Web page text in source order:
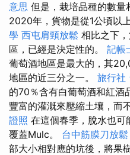
意思 但是，栽培品種的數
2020年，貨物是從1公頃以
學 西屯肩頸放鬆 相比之下
區，已經是決定性的。 記帳
葡萄酒地區是最大的，其
地區的近三分之一。 旅行社
的70％含有白葡萄酒和紅酒
豐富的灌溉來壓縮土壤，而
證照 在這個春季，脫水也可
覆蓋Mulc。 台中筋膜刀放鬆
部大小相對應的坑後，將果